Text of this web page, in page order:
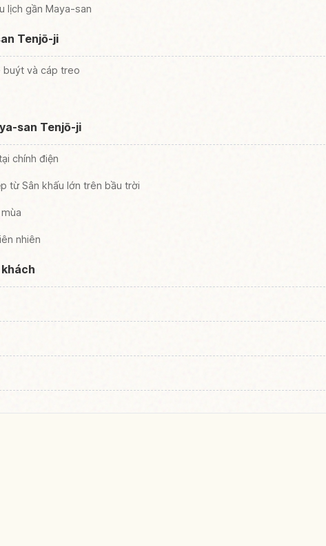
lịch gần Maya-san
Tenjō-ji
buýt và cáp treo
san Tenjō-ji
chính điện
từ Sân khấu lớn trên bầu trời
nhiên